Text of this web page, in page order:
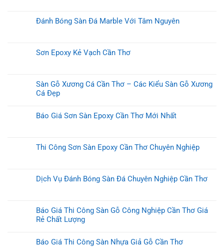
Đánh Bóng Sàn Đá Marble Với Tâm Nguyên
Sơn Epoxy Kẻ Vạch Cần Thơ
Sàn Gỗ Xương Cá Cần Thơ – Các Kiểu Sàn Gỗ Xương
Cá Đẹp
Báo Giá Sơn Sàn Epoxy Cần Thơ Mới Nhất
Thi Công Sơn Sàn Epoxy Cần Thơ Chuyên Nghiệp
Dịch Vụ Đánh Bóng Sàn Đá Chuyên Nghiệp Cần Thơ
Báo Giá Thi Công Sàn Gỗ Công Nghiệp Cần Thơ Giá
Rẻ Chất Lượng
Báo Giá Thi Công Sàn Nhựa Giả Gỗ Cần Thơ